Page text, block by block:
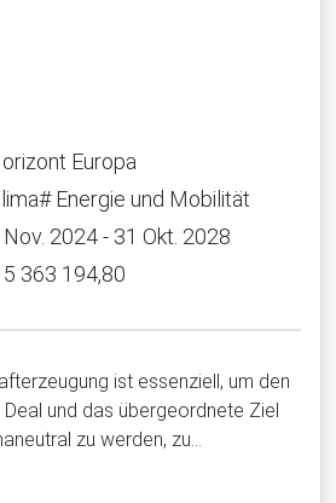
Europa
Energie und Mobilität
Nov. 2024 - 31 Okt. 2028
5 363 194,80
ist essenziell, um den
und das übergeordnete Ziel
zu werden, zu…